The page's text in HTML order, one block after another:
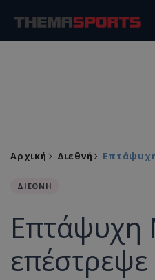
Αρχική Διεθνή
ΔΙΕΘΝΗ
Επτάψυχη